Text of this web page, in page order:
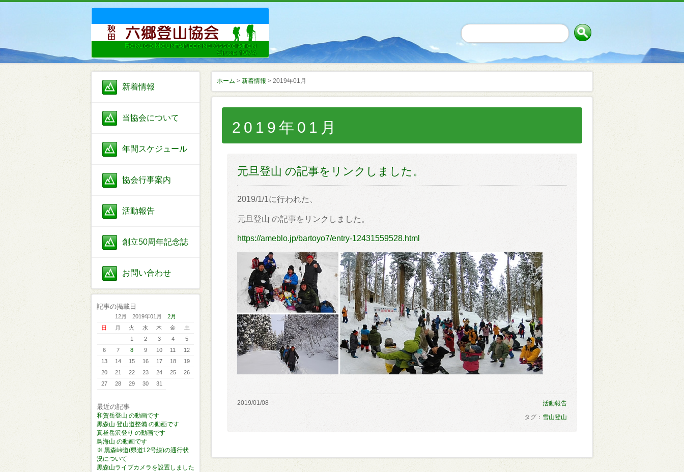
新着情報
当協会について
年間スケジュール
協会行事案内
活動報告
創立50周年記念誌
お問い合わせ
記事の掲載日
12月 2019年01月 2月
日
月 火 水 木 金
土
1
2 3 4
5
6
7 8 9 10 11
12
13
14 15 16 17 18
19
20
21 22 23 24 25
26
27
28 29 30 31
最近の記事
和賀岳登山 の動画です
黒森山 登山道整備 の動画です
真昼岳沢登り の動画です
鳥海山 の動画です
※ 黒森峠道(県道12号線)の通行状
況について
黒森山ライブカメラを設置しました
ホーム > 新着情報 > 2019年01月
2019年01月
元旦登山 の記事をリンクしました。
2019/1/1に行われた、
元旦登山 の記事をリンクしました。
https://ameblo.jp/bartoyo7/entry-12431559528.html
2019/01/08
活動報告
タグ： 雪山登山